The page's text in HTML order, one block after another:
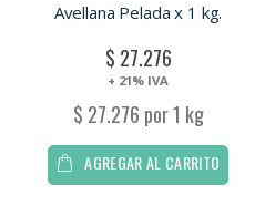
Avellana Pelada x 1 kg.
$ 27.276
+ 21% IVA
$ 27.276 por 1 kg
AGREGAR AL CARRITO